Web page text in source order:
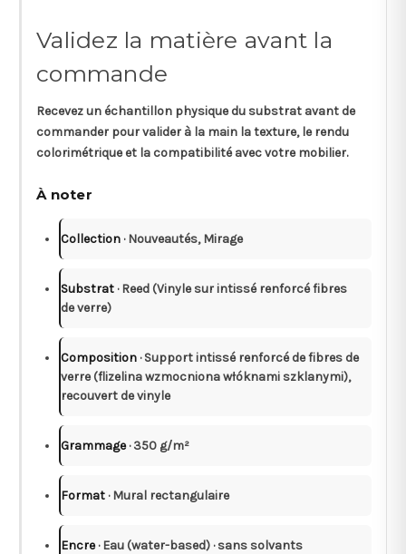
Validez la matière avant la
commande
Recevez un échantillon physiquedu substrat avant de
commander pour valider à la main la texture, le rendu
colorimétrique et la compatibilité avec votre mobilier.
À noter
Collection · Nouveautés, Mirage
Substrat · Reed (Vinyle sur intissé renforcé fibres
de verre)
Composition · Support intissé renforcé de fibres de
verre (flizelina wzmocniona włóknami szklanymi),
recouvert de vinyle
Grammage· 350 g/m²
Format · Mural rectangulaire
Encre· Eau (water-based) · sans solvants